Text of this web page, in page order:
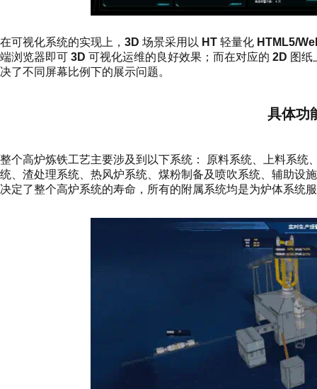
在可视化系统的实现上， 3D 场景采用以 HT 轻量化 HTML5/
端浏览器即可 3D 可视化运维的良好效果；而在对应的 2D 图纸
决了不同屏幕比例下的展示问题。
具体功
整个高炉炼铁工艺主要涉及到以下系统： 原料系统、上料系
统、渣处理系统、热风炉系统、煤粉制备及喷吹系统、辅助设
决定了整个高炉系统的寿命，所有的附属系统均是为炉体系统